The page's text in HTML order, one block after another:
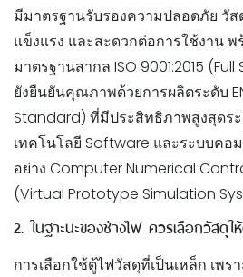
มีมาตรฐานรับรองความปลอดภัย วั
แข็งแรง และสะดวกต่อการใช้งาน
มาตรฐานสากล ISO 9001:2015
ยังยืนยันคุณภาพด้วยการผลิตระดับ
Standard) ที่มีประสิทธิภาพสูงสุดร
เทคโนโลยี Software และระบบคอ
อย่าง Computer Numerical
(Virtual Prototype Simulation
2. ในฐาะนะของช่างไฟ ควรเลือกวัสดุใ
การเลือกใช้ตู้ไฟวัสดุที่เป็นเหล็ก เพร